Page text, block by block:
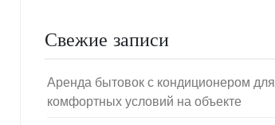
Свежие записи
Аренда бытовок с кондиционером для
комфортных условий на объекте